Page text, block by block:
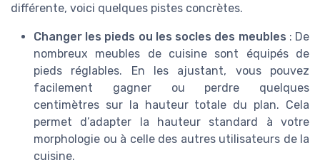
différente, voici quelques pistes concrètes.
Changer les pieds ou les socles des meubles : De
nombreux meubles de cuisine sont équipés de
pieds réglables. En les ajustant, vous pouvez
facilement gagner ou perdre quelques
centimètres sur la hauteur totale du plan. Cela
permet d’adapter la hauteur standard à votre
morphologie ou à celle des autres utilisateurs de la
cuisine.